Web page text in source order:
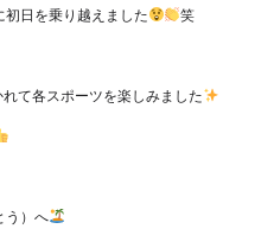
日を乗り越えました 笑
れて各スポーツを楽しみました
う）へ